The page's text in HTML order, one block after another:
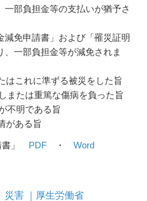
一部負担金等の支払いが猶予さ
減免申請書」および「罹災証明
一部負担金等が減免されま
はこれに準ずる被災をした旨
または重篤な傷病を負った旨
不明である旨
がある旨
書」 PDF ・ Word
災害 ｜厚生労働省